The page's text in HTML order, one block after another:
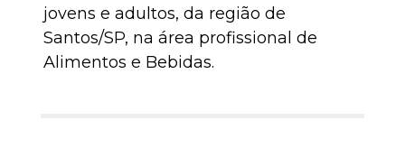
jovens e adultos, da região de
Santos/SP, na área profissional de
Alimentos e Bebidas.